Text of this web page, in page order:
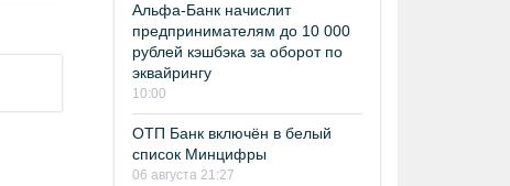
Альфа-Банк начислит
предпринимателям до 10 000
рублей кэшбэка за оборот по
эквайрингу
10:00
ОТП Банк включён в белый
список Минцифры
06 августа 21:27